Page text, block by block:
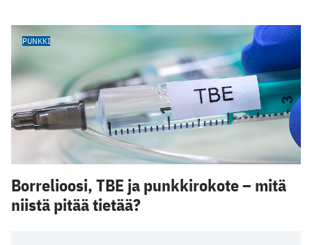
PUNKKI
Borrelioosi, TBE ja punkkirokote – mitä
niistä pitää tietää?